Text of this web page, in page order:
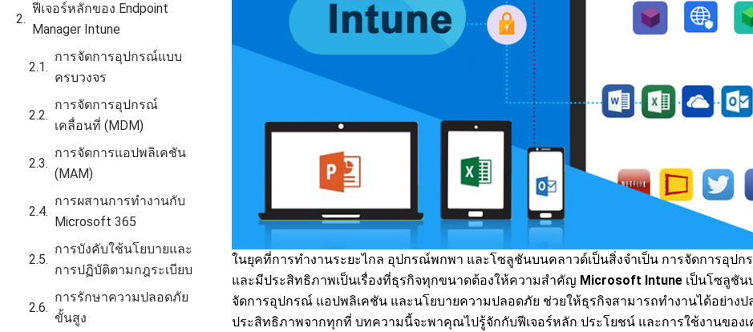
ฟีเจอร์หลักของ Endpoint
Manager Intune
การจัดการอุปกรณ์แบบ
ครบวงจร
การจัดการอุปกรณ์
เคลื่อนที่ (MDM)
การจัดการแอปพลิเคชัน
(MAM)
การผสานการทำงานกับ
Microsoft 365
การบังคับใช้นโยบายและ
การปฏิบัติตามกฎระเบียบ
การรักษาความปลอดภัย
ขั้นสูง
ในยุคที่การทำงานระยะไกล อุปกรณ์พกพา และโซลูชันบนคลาวด์เป็นสิ่งจำเป็น การจัดการอุป
และมีประสิทธิภาพเป็นเรื่องที่ธุรกิจทุกขนาดต้องให้ความสำคัญ Microsoft Intuneเป็นโซลูชัน
จัดการอุปกรณ์ แอปพลิเคชัน และนโยบายความปลอดภัย ช่วยให้ธุรกิจสามารถทำงานได้อย่าง
ประสิทธิภาพจากทุกที่ บทความนี้จะพาคุณไปรู้จักกับฟีเจอร์หลัก ประโยชน์ และการใช้งานของ